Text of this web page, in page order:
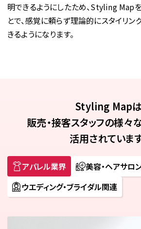
明できるようにしたため、Styling Mapを
とで、感覚に頼らず理論的にスタイリン
きるようになります。
Styling Mapは
販売・接客スタッフの様々
活用されています
アパレル業界
美容・ヘアサロ
ウエディング・ブライダル関連